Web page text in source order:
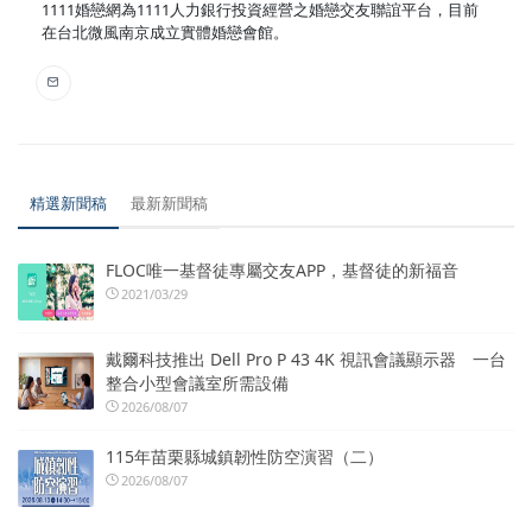
1111婚戀網為1111人力銀行投資經營之婚戀交友聯誼平台，目前
在台北微風南京成立實體婚戀會館。
精選新聞稿 最新新聞稿
FLOC唯一基督徒專屬交友APP，基督徒的新福音
2021/03/29
戴爾科技推出 Dell Pro P 43 4K 視訊會議顯示器 一台
整合小型會議室所需設備
2026/08/07
115年苗栗縣城鎮韌性防空演習（二）
2026/08/07